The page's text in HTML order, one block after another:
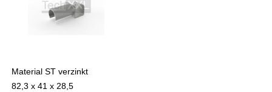
Material ST verzinkt
82,3 x 41 x 28,5